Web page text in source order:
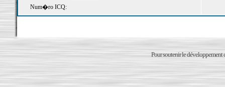
Num�ro ICQ:
Pour soutenir le développement